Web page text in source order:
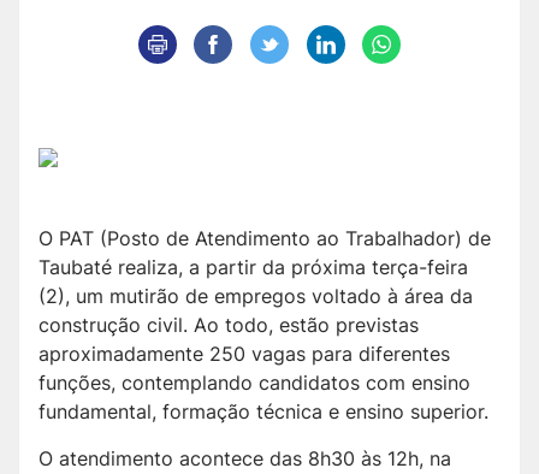
O PAT (Posto de Atendimento ao Trabalhador) de
Taubaté realiza, a partir da próxima terça-feira
(2), um mutirão de empregos voltado à área da
construção civil. Ao todo, estão previstas
aproximadamente 250 vagas para diferentes
funções, contemplando candidatos com ensino
fundamental, formação técnica e ensino superior.
O atendimento acontece das 8h30 às 12h, na